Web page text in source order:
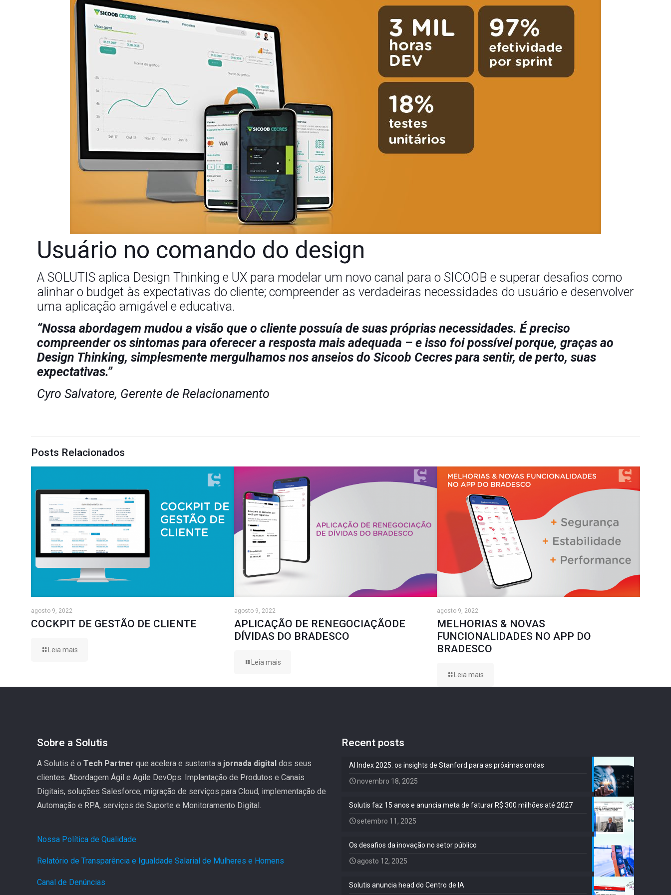
Usuário no comando do design
A SOLUTIS aplica Design Thinking e UX para modelar um novo canal para o SICOOB e superar desafios como
alinhar o budget às expectativas do cliente; compreender as verdadeiras necessidades do usuário e desenvolver
uma aplicação amigável e educativa.
“Nossa abordagem mudou a visão que o cliente possuía de suas próprias necessidades. É preciso
compreender os sintomas para oferecer a resposta mais adequada – e isso foi possível porque, graças ao
Design Thinking, simplesmente mergulhamos nos anseios do Sicoob Cecres para sentir, de perto, suas
expectativas.”
Cyro Salvatore, Gerente de Relacionamento
Posts Relacionados
agosto 9, 2022
COCKPIT DE GESTÃO DE CLIENTE
Leia mais
agosto 9, 2022
APLICAÇÃO DE RENEGOCIAÇÃODE
DÍVIDAS DO BRADESCO
Leia mais
agosto 9, 2022
MELHORIAS & NOVAS
FUNCIONALIDADES NO APP DO
BRADESCO
Leia mais
Sobre a Solutis
A Solutis é o Tech Partner que acelera e sustenta a jornada digital dos seus
clientes. Abordagem Ágil e Agile DevOps. Implantação de Produtos e Canais
Digitais, soluções Salesforce, migração de serviços para Cloud, implementação de
Automação e RPA, serviços de Suporte e Monitoramento Digital.
Nossa Política de Qualidade
Relatório de Transparência e Igualdade Salarial de Mulheres e Homens
Canal de Denúncias
Recent posts
AI Index 2025: os insights de Stanford para as próximas ondas
novembro 18, 2025
Solutis faz 15 anos e anuncia meta de faturar R$ 300 milhões até 2027
setembro 11, 2025
Os desafios da inovação no setor público
agosto 12, 2025
Solutis anuncia head do Centro de IA